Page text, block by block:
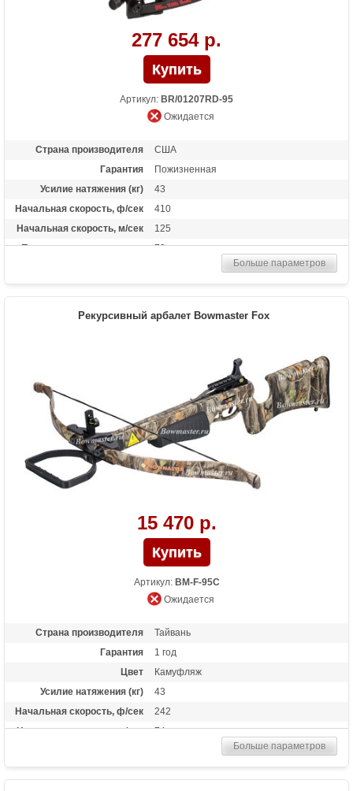
холостого выстрела, автоматический
предохранитель,эргономичный дизайн,
прикладе
277 654 р.
Артикул: BR/01207RD-95
Ожидается
Страна производителя
США
Гарантия
Пожизненная
Усилие натяжения (кг)
43
Начальная скорость, ф/сек
410
Начальная скорость, м/сек
125
Прицельная дальность, м
70
17,3 дюймов (44 см)
Размах плечей (см)
43
Особенности
Тактический приклад
Больше параметров
Рекурсивный арбалет Bowmaster Fox
15 470 р.
Артикул: BM-F-95C
Ожидается
Страна производителя
Тайвань
Гарантия
1 год
Цвет
Камуфляж
Усилие натяжения (кг)
43
Начальная скорость, ф/сек
242
Начальная скорость, м/сек
74
11 дюймов (28 см)
Размах плечей (см)
74
Больше параметров